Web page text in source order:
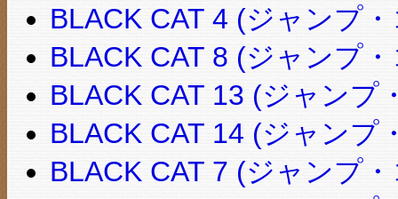
BLACK CAT 4 (ジャンプ
BLACK CAT 8 (ジャンプ
BLACK CAT 13 (ジャンプ
BLACK CAT 14 (ジャンプ
BLACK CAT 7 (ジャンプ